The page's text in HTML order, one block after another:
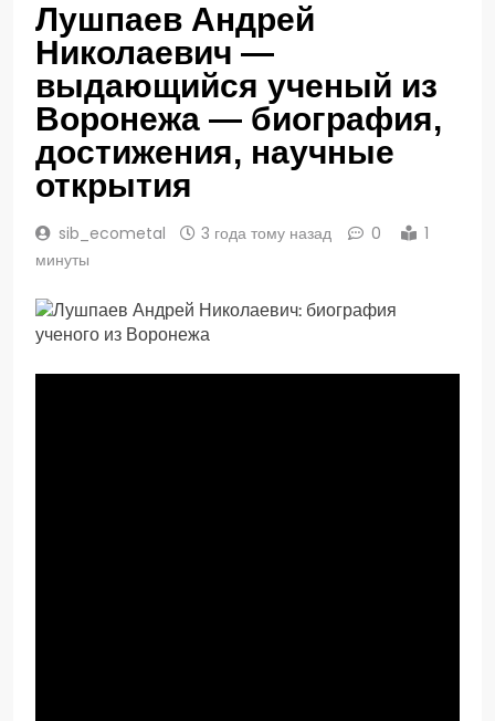
Лушпаев Андрей
Николаевич —
выдающийся ученый из
Воронежа — биография,
достижения, научные
открытия
sib_ecometal 3 года тому назад 0
1
минуты